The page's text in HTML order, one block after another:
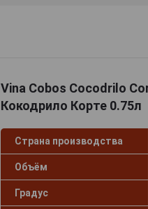
Vina Cobos Cocodrilo
Кокодрило Корте 0.75л
Страна производства
Объём
Градус